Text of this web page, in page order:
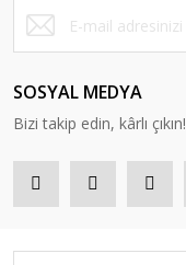
SOSYAL MEDYA
Bizi takip edin, kârlı çıkın!